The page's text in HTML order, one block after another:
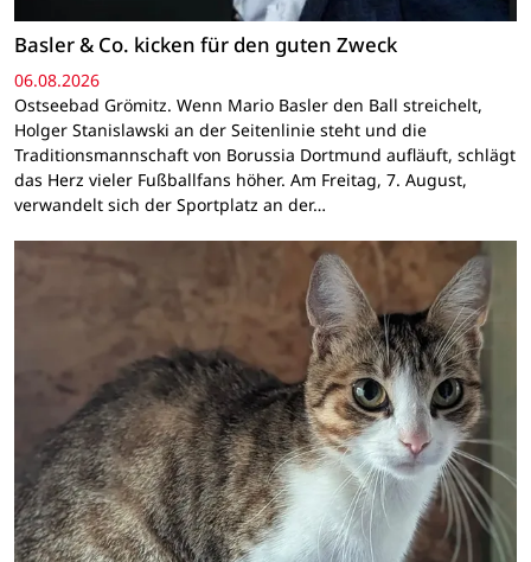
Basler & Co. kicken für den guten Zweck
06.08.2026
Ostseebad Grömitz. Wenn Mario Basler den Ball streichelt,
Holger Stanislawski an der Seitenlinie steht und die
Traditionsmannschaft von Borussia Dortmund aufläuft, schlägt
das Herz vieler Fußballfans höher. Am Freitag, 7. August,
verwandelt sich der Sportplatz an der…